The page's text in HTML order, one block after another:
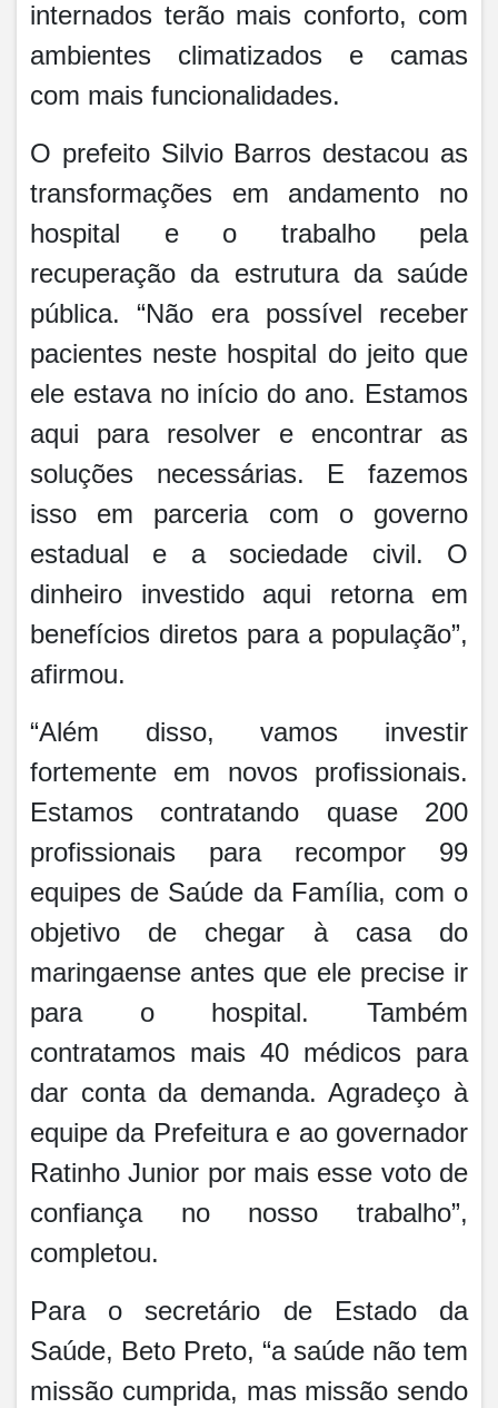
internados terão mais conforto, com
ambientes climatizados e camas
com mais funcionalidades.
O prefeito Silvio Barros destacou as
transformações em andamento no
hospital e o trabalho pela
recuperação da estrutura da saúde
pública. “Não era possível receber
pacientes neste hospital do jeito que
ele estava no início do ano. Estamos
aqui para resolver e encontrar as
soluções necessárias. E fazemos
isso em parceria com o governo
estadual e a sociedade civil. O
dinheiro investido aqui retorna em
benefícios diretos para a população”,
afirmou.
“Além disso, vamos investir
fortemente em novos profissionais.
Estamos contratando quase 200
profissionais para recompor 99
equipes de Saúde da Família, com o
objetivo de chegar à casa do
maringaense antes que ele precise ir
para o hospital. Também
contratamos mais 40 médicos para
dar conta da demanda. Agradeço à
equipe da Prefeitura e ao governador
Ratinho Junior por mais esse voto de
confiança no nosso trabalho”,
completou.
Para o secretário de Estado da
Saúde, Beto Preto, “a saúde não tem
missão cumprida, mas missão sendo